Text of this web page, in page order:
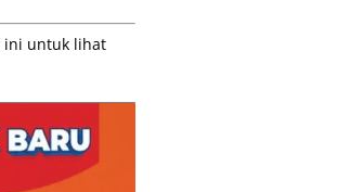
ini untuk lihat